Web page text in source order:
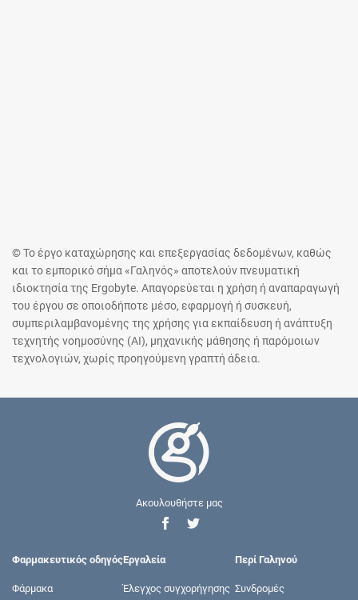
© Το έργο καταχώρησης και επεξεργασίας δεδομένων, καθώς
και το εμπορικό σήμα «Γαληνός» αποτελούν πνευματική
ιδιοκτησία της Ergobyte. Απαγορεύεται η χρήση ή αναπαραγωγή
του έργου σε οποιοδήποτε μέσο, εφαρμογή ή συσκευή,
συμπεριλαμβανομένης της χρήσης για εκπαίδευση ή ανάπτυξη
τεχνητής νοημοσύνης (AI), μηχανικής μάθησης ή παρόμοιων
τεχνολογιών, χωρίς προηγούμενη γραπτή άδεια.
Ακουλουθήστε μας
Φαρμακευτικός οδηγός
Φάρμακα
Εργαλεία
Έλεγχος συγχορήγησης
Περί Γαληνού
Συνδρομές